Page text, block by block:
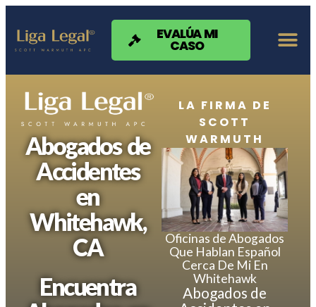
Nota:
sitio
web
accesibilidad.
EVALÚA MI
CASO
Abogados de
Accidentes
en
Whitehawk,
CA
Encuentra
LA FIRMA DE
SCOTT
WARMUTH
Oficinas de Abogados
Que Hablan Español
Cerca De Mi En
Whitehawk
Abogados de